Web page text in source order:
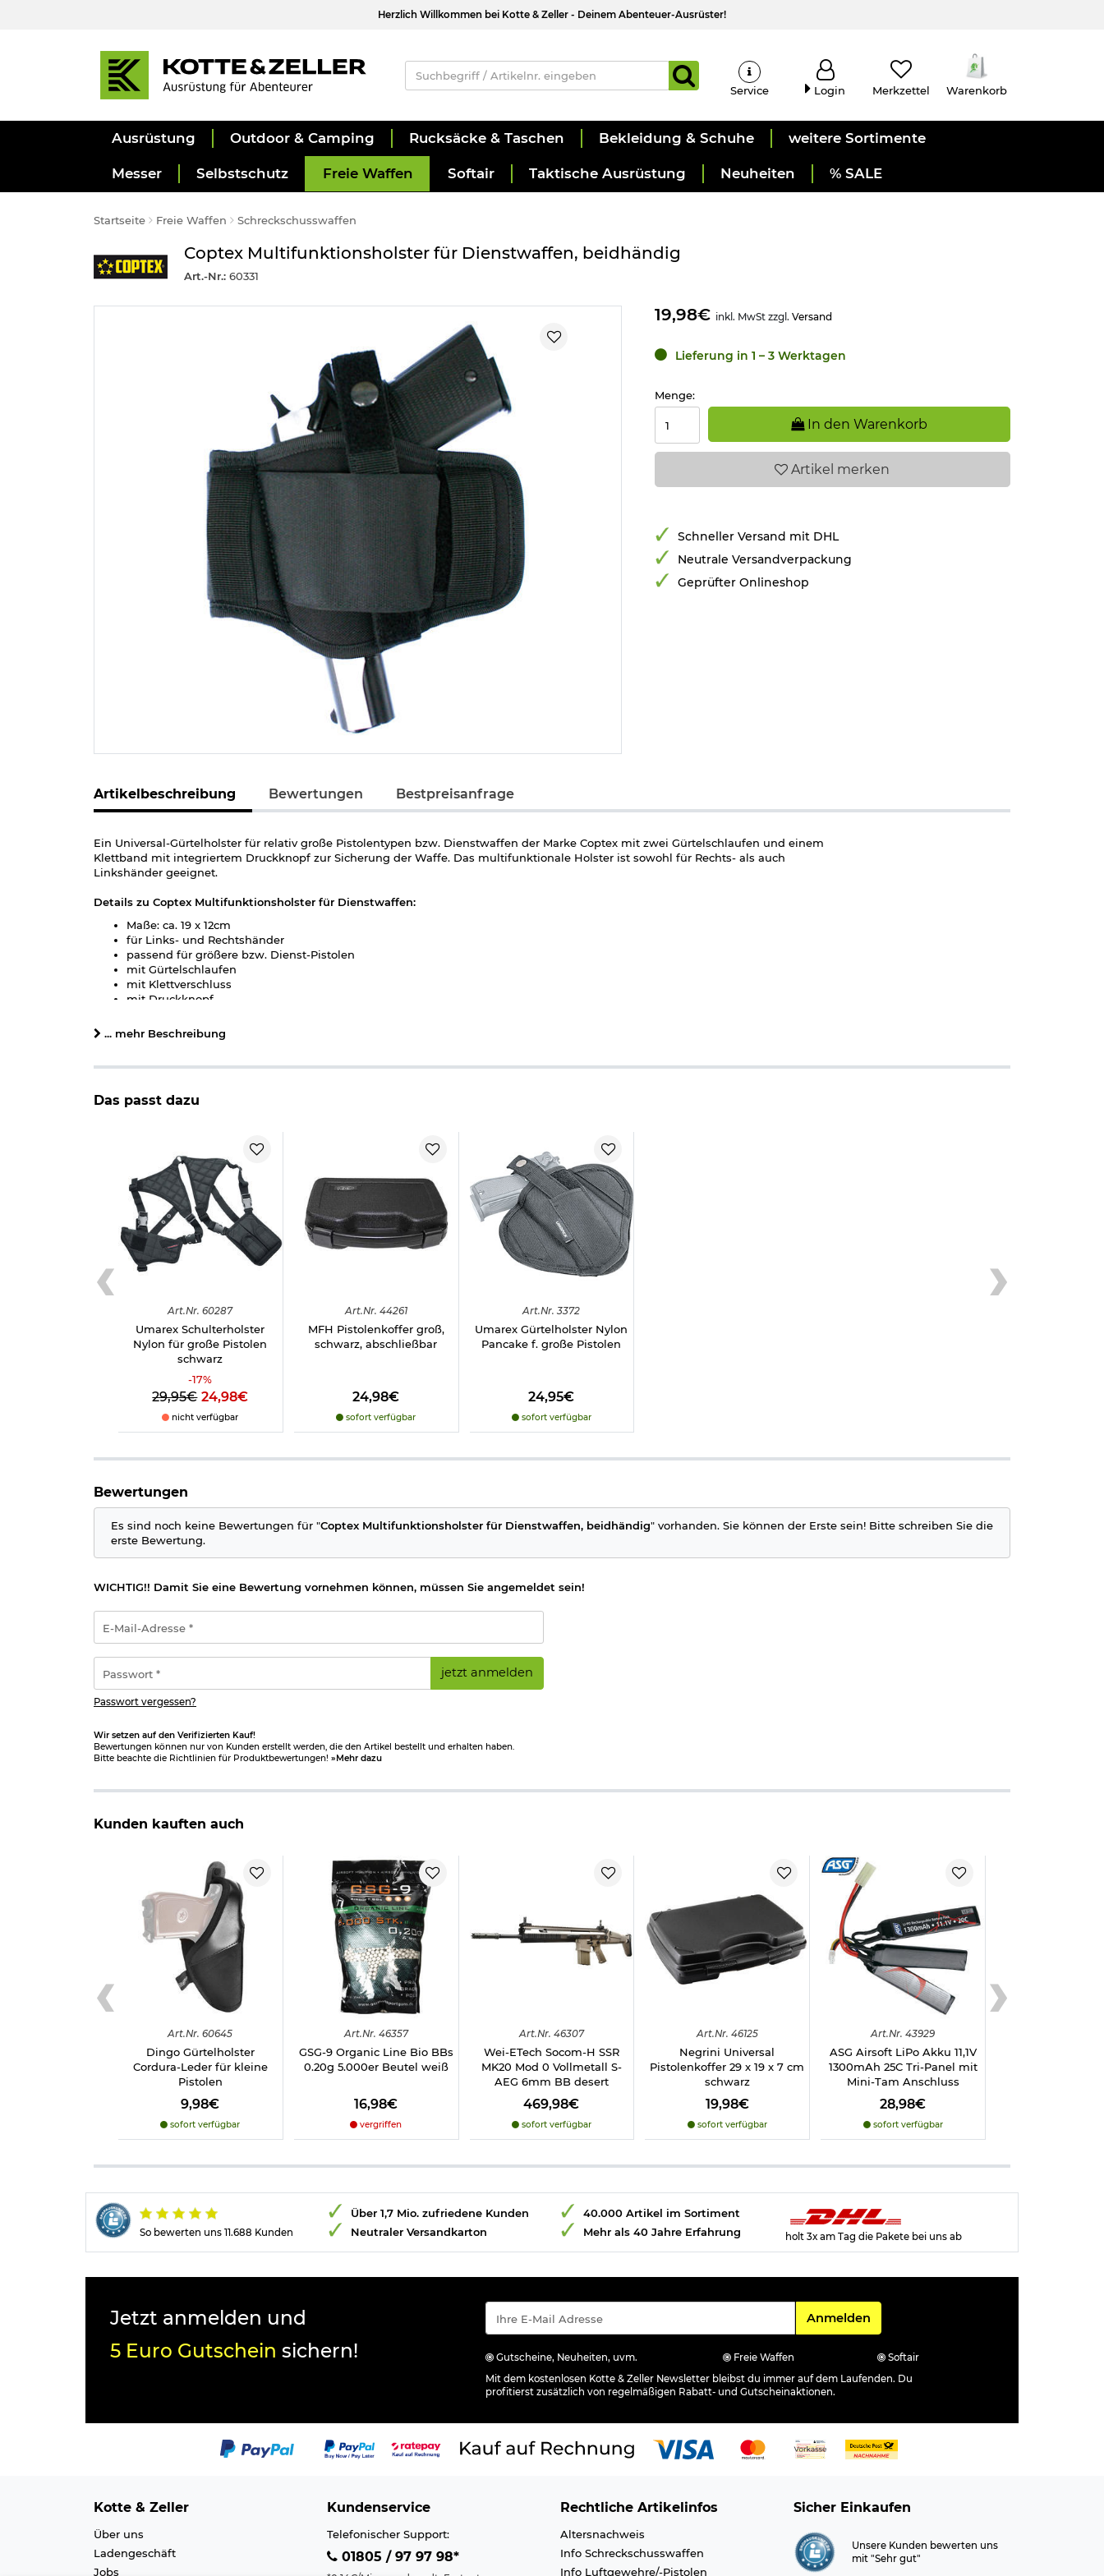
Herzlich Willkommen bei Kotte & Zeller - Deinem Abenteuer-Ausrüster!
Service Login Merkzettel Warenkorb
Ausrüstung Outdoor & Camping Rucksäcke & Taschen Bekleidung & Schuhe weitere Sortimente
Messer Selbstschutz Freie Waffen Softair Taktische Ausrüstung Neuheiten % SALE
Startseite Freie Waffen Schreckschusswaffen
Coptex Multifunktionsholster für Dienstwaffen, beidhändig
Art.-Nr.: 60331
19,98€ inkl. MwSt zzgl. Versand
Lieferung in 1 – 3 Werktagen
Menge:
In den Warenkorb
Artikel merken
Schneller Versand mit DHL
Neutrale Versandverpackung
Geprüfter Onlineshop
Artikelbeschreibung Bewertungen Bestpreisanfrage
Ein Universal-Gürtelholster für relativ große Pistolentypen bzw. Dienstwaffen der Marke Coptex mit zwei Gürtelschlaufen und einem
Klettband mit integriertem Druckknopf zur Sicherung der Waffe. Das multifunktionale Holster ist sowohl für Rechts- als auch
Linkshänder geeignet.
Details zu Coptex Multifunktionsholster für Dienstwaffen:
Maße: ca. 19 x 12cm
für Links- und Rechtshänder
passend für größere bzw. Dienst-Pistolen
mit Gürtelschlaufen
mit Klettverschluss
mit Druckknopf
Material: Nylon
... mehr Beschreibung
Das passt dazu
Art.Nr. 60287
Umarex Schulterholster
Nylon für große Pistolen
schwarz
-17%
29,95€ 24,98€
nicht verfügbar
Art.Nr. 44261
MFH Pistolenkoffer groß,
schwarz, abschließbar
24,98€
sofort verfügbar
Art.Nr. 3372
Umarex Gürtelholster Nylon
Pancake f. große Pistolen
24,95€
sofort verfügbar
Bewertungen
Es sind noch keine Bewertungen für "Coptex Multifunktionsholster für Dienstwaffen, beidhändig" vorhanden. Sie können der Erste sein! Bitte schreiben Sie die
erste Bewertung.
WICHTIG!! Damit Sie eine Bewertung vornehmen können, müssen Sie angemeldet sein!
Mail-
Adresse
*
jetzt anmelden
Passwort vergessen?
Wir setzen auf den Verifizierten Kauf!
Bewertungen können nur von Kunden erstellt werden, die den Artikel bestellt und erhalten haben.
Bitte beachte die Richtlinien für Produktbewertungen! »Mehr dazu
Kunden kauften auch
Art.Nr. 60645
Dingo Gürtelholster
Cordura-Leder für kleine
Pistolen
9,98€
sofort verfügbar
Art.Nr. 46357
GSG-9 Organic Line Bio BBs
0.20g 5.000er Beutel weiß
16,98€
vergriffen
Art.Nr. 46307
Wei-ETech Socom-H SSR
MK20 Mod 0 Vollmetall S-
AEG 6mm BB desert
469,98€
sofort verfügbar
Art.Nr. 46125
Negrini Universal
Pistolenkoffer 29 x 19 x 7 cm
schwarz
19,98€
sofort verfügbar
Art.Nr. 43929
ASG Airsoft LiPo Akku 11,1V
1300mAh 25C Tri-Panel mit
Mini-Tam Anschluss
28,98€
sofort verfügbar
So bewerten uns 11.688 Kunden
Über 1,7 Mio. zufriedene Kunden
Neutraler Versandkarton
40.000 Artikel im Sortiment
Mehr als 40 Jahre Erfahrung
holt 3x am Tag die Pakete bei uns ab
Jetzt anmelden und
5 Euro Gutschein sichern!
Für den Newsletter
Anmelden
Gutscheine, Neuheiten, uvm. Freie Waffen
Softair
Mit dem kostenlosen Kotte & Zeller Newsletter bleibst du immer auf dem Laufenden. Du
profitierst zusätzlich von regelmäßigen Rabatt- und Gutscheinaktionen.
Kotte & Zeller
Über uns
Ladengeschäft
Jobs
Kundenservice
Telefonischer Support:
01805 / 97 97 98*
Rechtliche Artikelinfos
Altersnachweis
Info Schreckschusswaffen
Info Luftgewehre/-Pistolen
Sicher Einkaufen
Unsere Kunden bewerten uns
mit "Sehr gut"